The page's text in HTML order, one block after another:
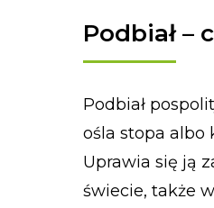
Podbiał –
Podbiał
ośla stopa albo
Uprawia się ją
świecie, także